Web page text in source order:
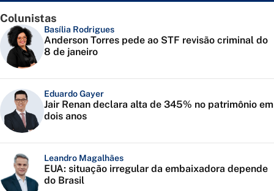
Colunistas
Basília Rodrigues
Anderson Torres pede ao STF revisão criminal do
8 de janeiro
Eduardo Gayer
Jair Renan declara alta de 345% no patrimônio em
dois anos
Leandro Magalhães
EUA: situação irregular da embaixadora depende
do Brasil